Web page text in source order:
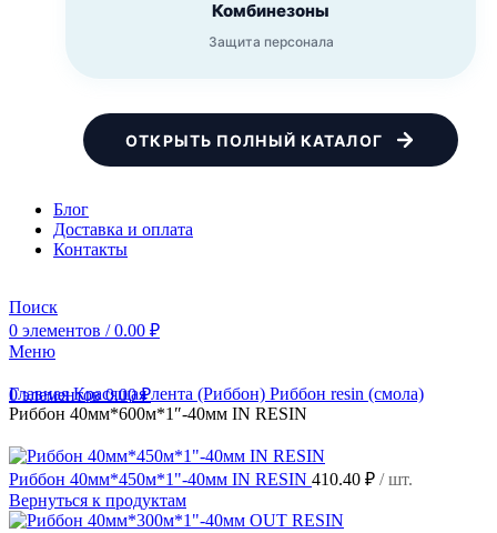
Комбинезоны
Защита персонала
ОТКРЫТЬ ПОЛНЫЙ КАТАЛОГ
Блог
Доставка и оплата
Контакты
Поиск
0 элементов / 0.00 ₽
Меню
0элементов 0.00₽
ГлавнаяКрасящая лента (Риббон) Риббон resin (смола)
Риббон 40мм*600м*1″-40мм IN RESIN
Риббон 40мм*450м*1"-40мм IN RESIN 410.40 ₽ / шт.
Вернуться к продуктам